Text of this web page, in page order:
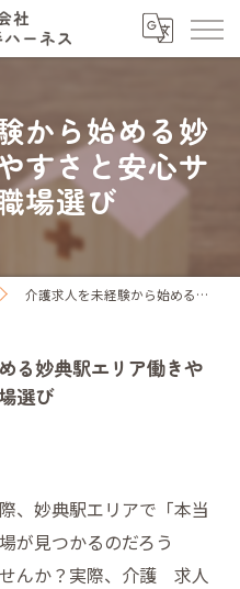
から始める妙
すさと安心サ
場選び
介護求人を未経験から始める妙典駅エリア働きやすさと安心サポートの職場選び
る妙典駅エリア働きや
選び
、妙典駅エリアで「本当
が見つかるのだろう
んか？実際、介護 求人